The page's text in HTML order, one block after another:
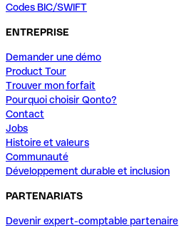
Codes BIC/SWIFT
ENTREPRISE
Demander une démo
Product Tour
Trouver mon forfait
Pourquoi choisir Qonto?
Contact
Jobs
Histoire et valeurs
Communauté
Développement durable et inclusion
PARTENARIATS
Devenir expert-comptable partenaire